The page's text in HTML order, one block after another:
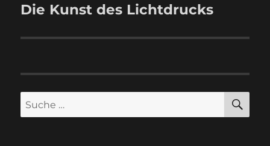
Nächster
Die Kunst des Lichtdrucks
Suche
nach: